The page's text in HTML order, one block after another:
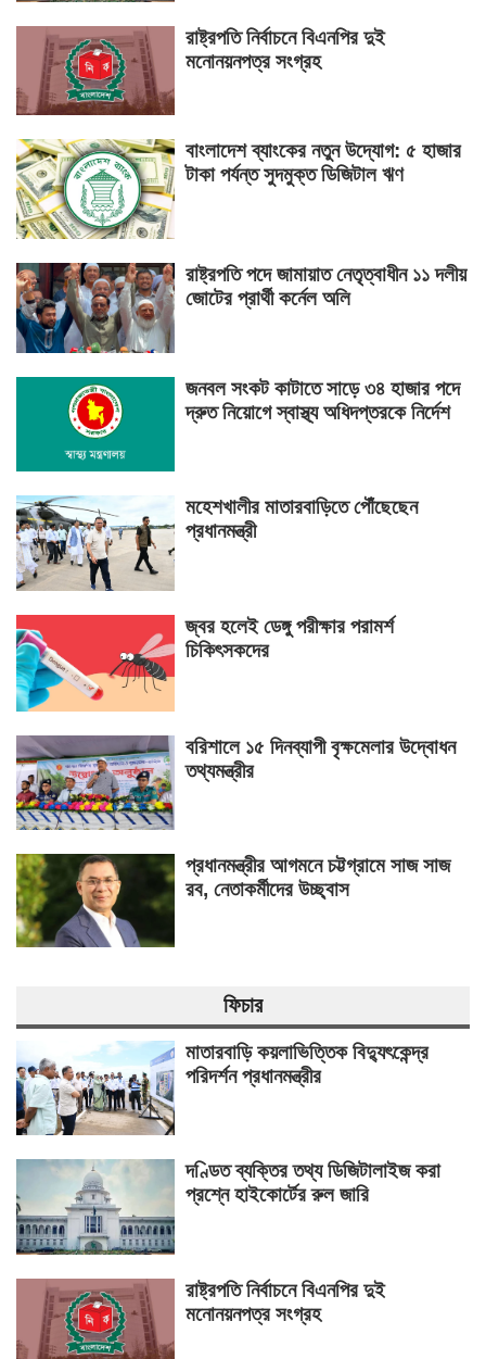
রাষ্ট্রপতি নির্বাচনে বিএনপির দুই
মনোনয়নপত্র সংগ্রহ
বাংলাদেশ ব্যাংকের নতুন উদ্যোগ: ৫ হাজার
টাকা পর্যন্ত সুদমুক্ত ডিজিটাল ঋণ
রাষ্ট্রপতি পদে জামায়াত নেতৃত্বাধীন ১১ দলীয়
জোটের প্রার্থী কর্নেল অলি
জনবল সংকট কাটাতে সাড়ে ৩৪ হাজার পদে
দ্রুত নিয়োগে স্বাস্থ্য অধিদপ্তরকে নির্দেশ
মহেশখালীর মাতারবাড়িতে পৌঁছেছেন
প্রধানমন্ত্রী
জ্বর হলেই ডেঙ্গু পরীক্ষার পরামর্শ
চিকিৎসকদের
বরিশালে ১৫ দিনব্যাপী বৃক্ষমেলার উদ্বোধন
তথ্যমন্ত্রীর
প্রধানমন্ত্রীর আগমনে চট্টগ্রামে সাজ সাজ
রব, নেতাকর্মীদের উচ্ছ্বাস
ফিচার
মাতারবাড়ি কয়লাভিত্তিক বিদ্যুৎকেন্দ্র
পরিদর্শন প্রধানমন্ত্রীর
দণ্ডিত ব্যক্তির তথ্য ডিজিটালাইজ করা
প্রশ্নে হাইকোর্টের রুল জারি
রাষ্ট্রপতি নির্বাচনে বিএনপির দুই
মনোনয়নপত্র সংগ্রহ